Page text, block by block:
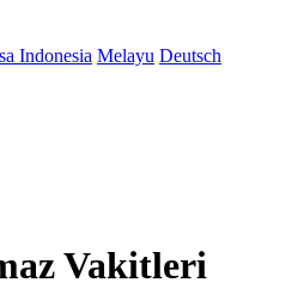
Indonesia Melayu Deutsch
Vakitleri